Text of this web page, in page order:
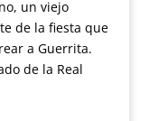
un viejo
de la fiesta que
a Guerrita.
de la Real